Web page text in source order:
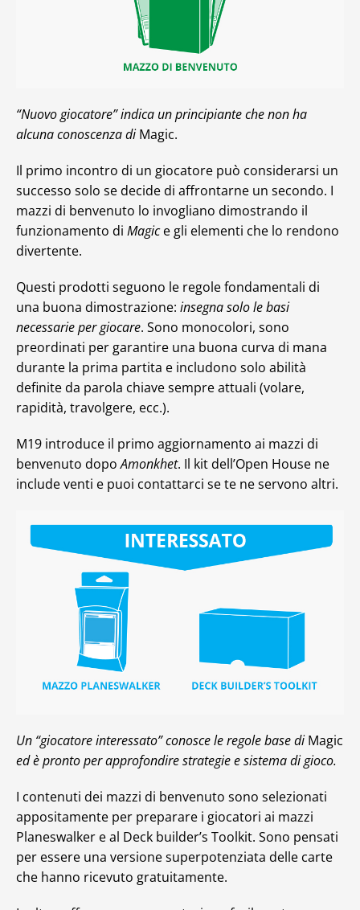
“Nuovo giocatore” indica un principiante che non ha
alcuna conoscenza diMagic.
Il primo incontro di un giocatore può considerarsi un
successo solo se decide di affrontarne un secondo. I
mazzi di benvenuto lo invogliano dimostrando il
funzionamento di Magice gli elementi che lo rendono
divertente.
Questi prodotti seguono le regole fondamentali di
una buona dimostrazione: insegna solo le basi
necessarie per giocare. Sono monocolori, sono
preordinati per garantire una buona curva di mana
durante la prima partita e includono solo abilità
definite da parola chiave sempre attuali (volare,
rapidità, travolgere, ecc.).
M19 introduce il primo aggiornamento ai mazzi di
benvenuto dopoAmonkhet. Il kit dell’Open House ne
include venti e puoi contattarci se te ne servono altri.
Un “giocatore interessato” conosce le regole base diMagic
ed è pronto per approfondire strategie e sistema di gioco.
I contenuti dei mazzi di benvenuto sono selezionati
appositamente per preparare i giocatori ai mazzi
Planeswalker e al Deck builder’s Toolkit. Sono pensati
per essere una versione superpotenziata delle carte
che hanno ricevuto gratuitamente.